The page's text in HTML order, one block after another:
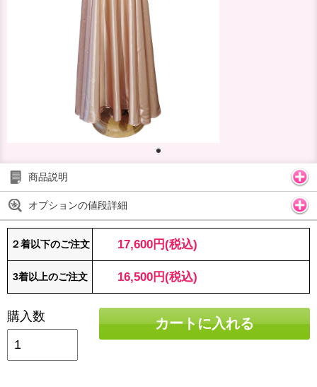
商品説明
オプションの値段詳細
２着以下のご注文 17,600円(税込)
3着以上のご注文 16,500円(税込)
購入数 カートに入れる